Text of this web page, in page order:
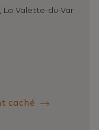
La Valette-du-Var
caché